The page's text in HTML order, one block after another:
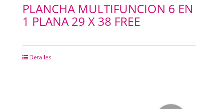
PLANCHA MULTIFUNCION 6 EN
1 PLANA 29 X 38 FREE
Detalles